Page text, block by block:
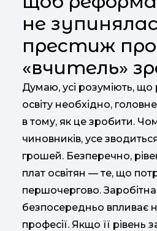
не
престиж
«вчитель»
Думаю, усі розуміють,
освіту необхідно,
в тому, як це зробити.
чиновників, усе
грошей. Безперечно,
плат освітян — те, що
першочергово.
безпосередньо впливає
професії. Якщо її рівень